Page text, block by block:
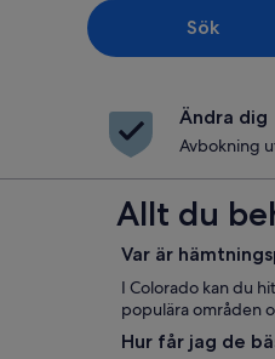
Sök
Ändra dig
Avbokning
Allt du
Var är
I Colorado kan du
populära områden
Hur får jag de